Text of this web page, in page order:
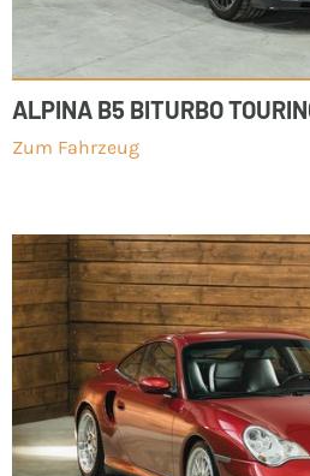
ALPINA B5 BITURBO
Zum Fahrzeug